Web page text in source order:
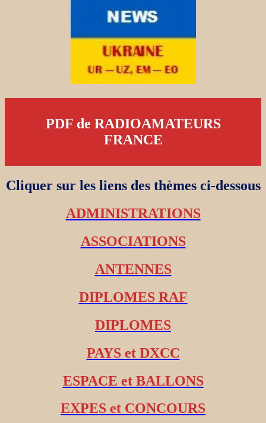
PDF de RADIOAMATEURS
FRANCE
Cliquer sur les liens des thèmes ci-dessous
ADMINISTRATIONS
ASSOCIATIONS
ANTENNES
DIPLOMES RAF
DIPLOMES
PAYS et DXCC
ESPACE et BALLONS
EXPES et CONCOURS